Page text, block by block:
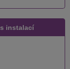
instalací